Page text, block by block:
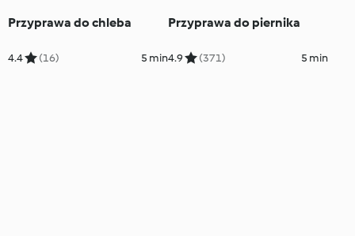
Przyprawa do chleba
4.4 (16) 5 min
Przyprawa do piernika
4.9 (371) 5 min